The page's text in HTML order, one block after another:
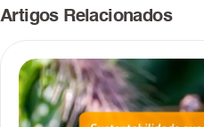
Artigos Relacionados